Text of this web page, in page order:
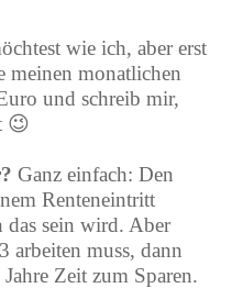
wie ich, aber erst
meinen monatlichen
und schreib mir,
😉
Ganz einfach: Den
Renteneintritt
sein wird. Aber
arbeiten muss, dann
Zeit zum Sparen.